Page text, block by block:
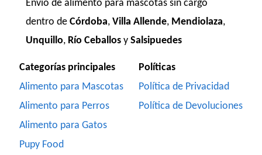
Envío de alimento para mascotas sin cargo
dentro de Córdoba, Villa Allende, Mendiolaza,
Unquillo, Río Ceballos y Salsipuedes
Categorías principales
Alimento para Mascotas
Alimento para Perros
Alimento para Gatos
Pupy Food
Políticas
Política de Privacidad
Política de Devoluciones